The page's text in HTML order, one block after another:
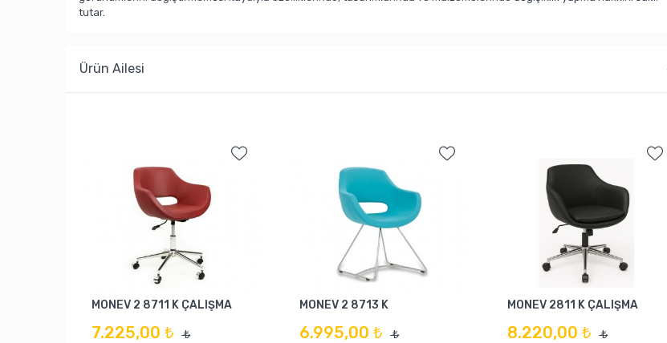
tutar.
Ürün Ailesi
MONEV 2 8711 K ÇALIŞMA
7.225,00 ₺ ₺
MONEV 2 8713 K
6.995,00 ₺ ₺
MONEV 2811 K ÇALIŞMA
8.220,00 ₺ ₺